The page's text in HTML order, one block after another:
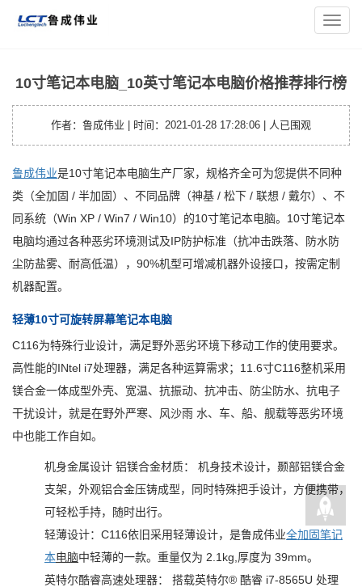
导
航
您的位置：主页
> 10寸笔记本电脑_10英寸笔记本
10寸笔记本电脑_10英寸笔记本电脑价格推荐排行榜
作者：鲁成伟业 | 时间：2021-01-28 17:28:06 | 人已围观
鲁成伟业是10寸笔记本电脑生产厂家，规格齐全可为您提供不同种
类（全加固 / 半加固）、不同品牌（神基 / 松下 / 联想 / 戴尔）、不
同系统（Win XP / Win7 / Win10）的10寸笔记本电脑。10寸笔记本
电脑均通过各种恶劣环境测试及IP防护标准（抗冲击跌落、防水防
尘防盐雾、耐高低温），90%机型可增减机器外设接口，按需定制
机器配置。
轻薄10寸可旋转屏幕笔记本电脑
C116为特殊行业设计，满足野外恶劣环境下移动工作的使用要求。
高性能的INtel i7处理器，满足各种运算需求；11.6寸C116整机采用
镁合金一体成型外壳、宽温、抗振动、抗冲击、防尘防水、抗电子
干扰设计，就是在野外严寒、风沙雨 水、车、船、舰载等恶劣环境
中也能工作自如。
机身金属设计 铝镁合金材质： 机身技术设计，颞部铝镁合金
支架，外观铝合金压铸成型，同时特殊把手设计，方便携带，
可轻松手持，随时出行。
轻薄设计：C116依旧采用轻薄设计，是鲁成伟业全加固笔记
本电脑中轻薄的一款。重量仅为 2.1kg,厚度为 39mm。
英特尔酷睿高速处理器： 搭载英特尔® 酷睿 i7-8565U 处理